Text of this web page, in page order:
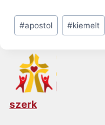
Post
Tags:
#apostol #kiemelt
szerk